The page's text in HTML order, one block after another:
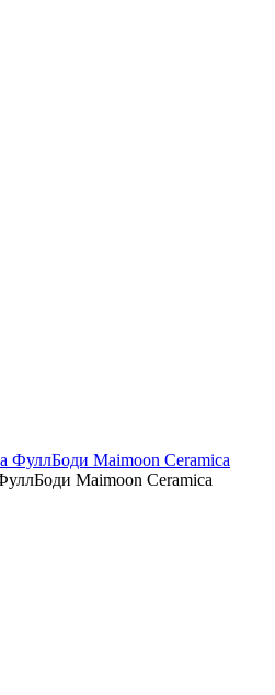
Maimoon Ceramica